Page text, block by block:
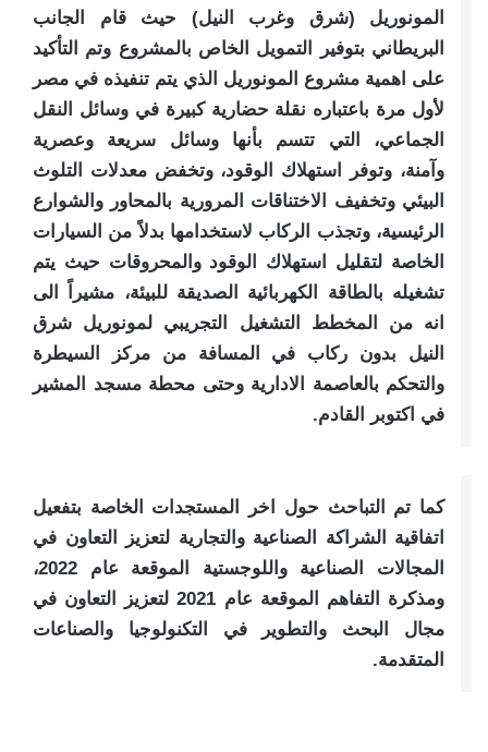
المونوريل (شرق وغرب النيل) حيث قام الجانب
البريطاني بتوفير التمويل الخاص بالمشروع وتم التأكيد
على اهمية مشروع المونوريل الذي يتم تنفيذه في مصر
لأول مرة باعتباره نقلة حضارية ‏كبيرة في وسائل النقل
‏الجماعي، التي تتسم بأنها وسائل سريعة وعصرية
وآمنة، وتوفر استهلاك الوقود، ‏‏وتخفض معدلات التلوث
البيئي وتخفيف الاختناقات المرورية بالمحاور والشوارع
الرئيسية، ‏وتجذب الركاب لاستخدامها ‏بدلاً من السيارات
الخاصة لتقليل استهلاك الوقود والمحروقات حيث يتم
تشغيله بالطاقة الكهربائية الصديقة للبيئة، مشيراً الى
انه من المخطط التشغيل التجريبي لمونوريل شرق
النيل بدون ركاب في المسافة من مركز السيطرة
والتحكم بالعاصمة الادارية وحتى محطة مسجد المشير
في اكتوبر القادم.
كما تم التباحث حول اخر المستجدات الخاصة بتفعيل
اتفاقية الشراكة الصناعية والتجارية لتعزيز التعاون في
المجالات الصناعية واللوجستية الموقعة عام 2022،
ومذكرة التفاهم الموقعة عام 2021 لتعزيز التعاون في
مجال البحث والتطوير في التكنولوجيا والصناعات
المتقدمة.